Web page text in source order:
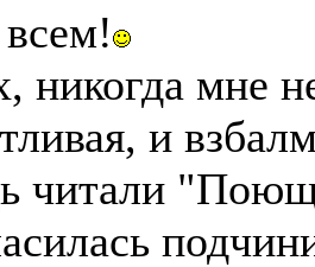
никогда мне
и
читали